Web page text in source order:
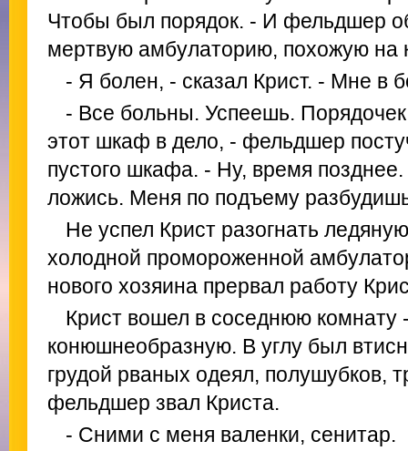
Чтобы был порядок. - И фельдшер
мертвую амбулаторию, похожую
- Я болен, - сказал Крист. - Мне в
- Все больны. Успеешь.
этот шкаф в дело, - фельдшер
пустого шкафа. - Ну, время
ложись. Меня по подъему
Не успел Крист разогнать
холодной промороженной
нового хозяина прервал работу
Крист вошел в соседнюю комнату
конюшнеобразную. В углу был
грудой рваных одеял, полушубков,
фельдшер звал Криста.
- Сними с меня валенки, сенитар.